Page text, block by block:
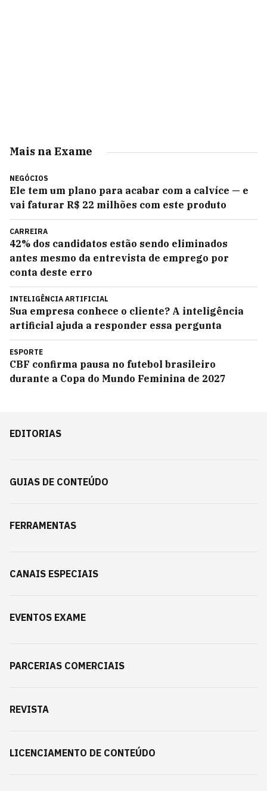
Mais na Exame
NEGÓCIOS
Ele tem um plano para acabar com a calvíce — e
vai faturar R$ 22 milhões com este produto
CARREIRA
42% dos candidatos estão sendo eliminados
antes mesmo da entrevista de emprego por
conta deste erro
INTELIGÊNCIA ARTIFICIAL
Sua empresa conhece o cliente? A inteligência
artificial ajuda a responder essa pergunta
ESPORTE
CBF confirma pausa no futebol brasileiro
durante a Copa do Mundo Feminina de 2027
EDITORIAS
GUIAS DE CONTEÚDO
FERRAMENTAS
CANAIS ESPECIAIS
EVENTOS EXAME
PARCERIAS COMERCIAIS
REVISTA
LICENCIAMENTO DE CONTEÚDO